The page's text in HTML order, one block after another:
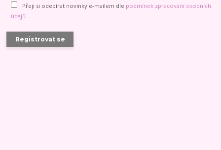
Přeji si odebírat novinky e-mailem dle podmínek zpracování osobních
údajů
Registrovat se